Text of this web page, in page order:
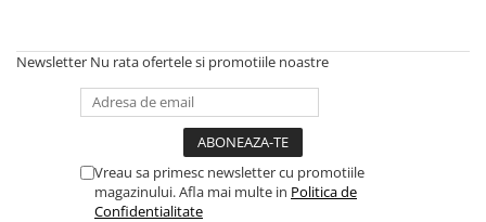
AFECTIUNI URINARE
IMUNITATE
AFECTIUNI OCULARE
AFECTIUNI URINARE
IMUNITATE
Newsletter Nu rata ofertele si promotiile noastre
Vreau sa primesc newsletter cu promotiile
magazinului. Afla mai multe in Politica de
Confidentialitate